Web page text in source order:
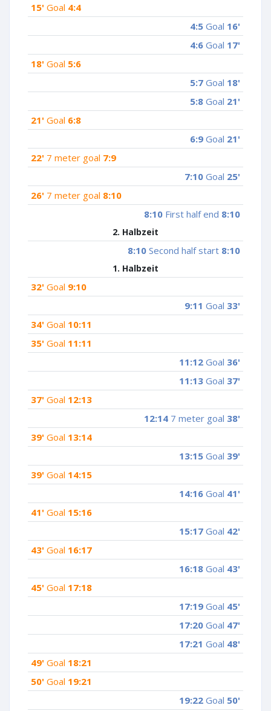
15' Goal 4:4
4:5 Goal 16'
4:6 Goal 17'
18' Goal 5:6
5:7 Goal 18'
5:8 Goal 21'
21' Goal 6:8
6:9 Goal 21'
22' 7 meter goal 7:9
7:10 Goal 25'
26' 7 meter goal 8:10
8:10 First half end 8:10
2. Halbzeit
8:10 Second half start 8:10
1. Halbzeit
32' Goal 9:10
9:11 Goal 33'
34' Goal 10:11
35' Goal 11:11
11:12 Goal 36'
11:13 Goal 37'
37' Goal 12:13
12:14 7 meter goal 38'
39' Goal 13:14
13:15 Goal 39'
39' Goal 14:15
14:16 Goal 41'
41' Goal 15:16
15:17 Goal 42'
43' Goal 16:17
16:18 Goal 43'
45' Goal 17:18
17:19 Goal 45'
17:20 Goal 47'
17:21 Goal 48'
49' Goal 18:21
50' Goal 19:21
19:22 Goal 50'